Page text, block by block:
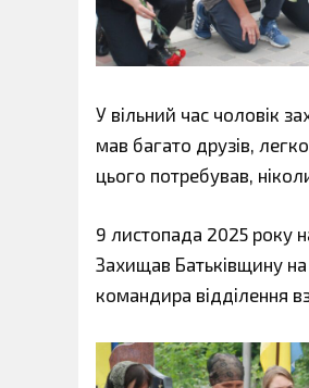
У вільний час чоловік
мав багато друзів,
цього потребував,
9 листопада 2025 року
Захищав Батьківщину
командира відділення